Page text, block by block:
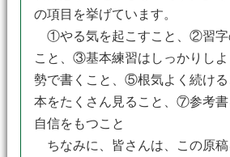
の項目を挙げています。
①やる気を起こすこと、②習字
こと、③基本練習はしっかりし
勢で書くこと、⑤根気よく続け
本をたくさん見ること、⑦参考
自信をもつこと
ちなみに、皆さんは、この原